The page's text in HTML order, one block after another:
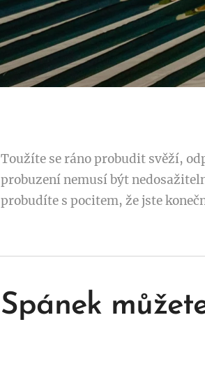
Toužíte se ráno probudit svěží,
probuzení nemusí být
probudíte s pocitem, že jste
Spánek